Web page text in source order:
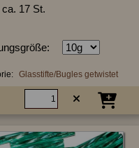
ca. 17 St.
Glasstifte/Bugles getwistet